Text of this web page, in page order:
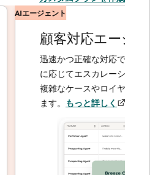
AIエージェント
顧客対応エージェン
迅速かつ正確な対応で問い合わ
に応じてエスカレーションする
複雑なケースやロイヤルティー
ます。もっと詳しく